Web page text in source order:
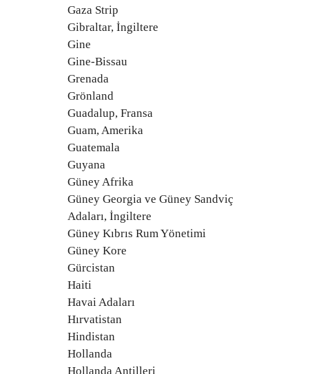
Gaza Strip
Gibraltar, İngiltere
Gine
Gine-Bissau
Grenada
Grönland
Guadalup, Fransa
Guam, Amerika
Guatemala
Guyana
Güney Afrika
Güney Georgia ve Güney Sandviç
Adaları, İngiltere
Güney Kıbrıs Rum Yönetimi
Güney Kore
Gürcistan
Haiti
Havai Adaları
Hırvatistan
Hindistan
Hollanda
Hollanda Antilleri